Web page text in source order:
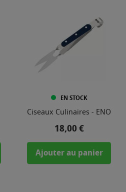
EN STOCK
Ciseaux Culinaires - ENO
Prix
18,00 €
Ajouter au panier